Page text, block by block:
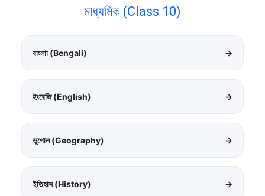
মাধ্যমিক (Class 10)
বাংলাা (Bengali) →
ইংরেজি (English) →
ভূগোল (Geography) →
ইতিহাস (History) →